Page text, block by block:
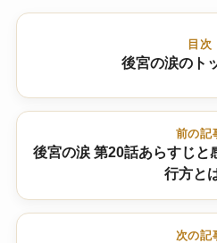
目次
後宮の涙のト
前の記
後宮の涙 第20話あらすじと
行方と
次の記